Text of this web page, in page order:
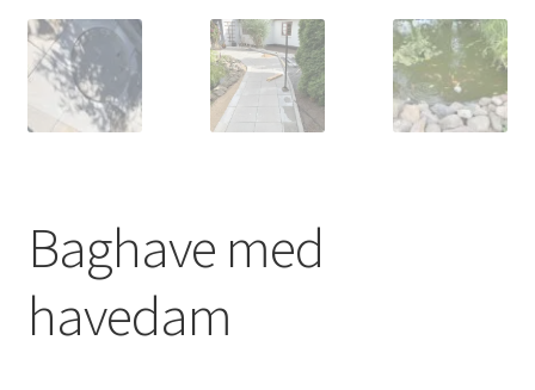
Baghave med
havedam